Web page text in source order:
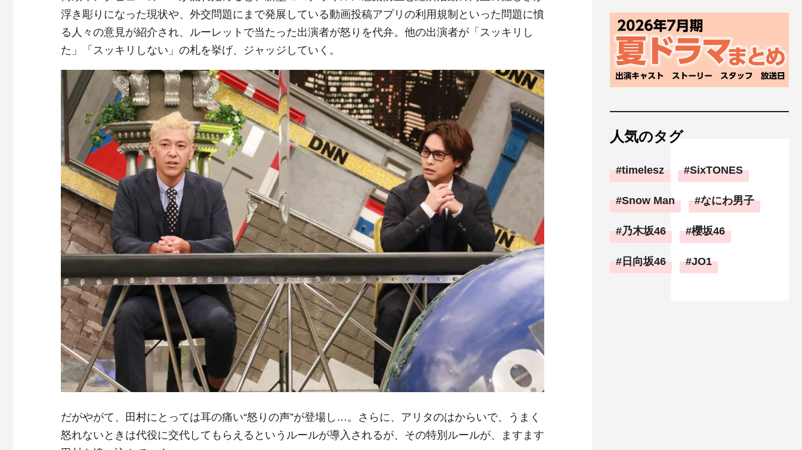
浮き彫りになった現状や、外交問題にまで発展している動画投稿アプリの利用規制といった問題に憤
る人々の意見が紹介され、ルーレットで当たった出演者が怒りを代弁。他の出演者が「スッキリし
た」「スッキリしない」の札を挙げ、ジャッジしていく。
だがやがて、田村にとっては耳の痛い“怒りの声”が登場し…。さらに、アリタのはからいで、うまく
怒れないときは代役に交代してもらえるというルールが導入されるが、その特別ルールが、ますます
人気のタグ
timelesz SixTONES
Snow Man なにわ男子
乃木坂46 櫻坂46
日向坂46 JO1